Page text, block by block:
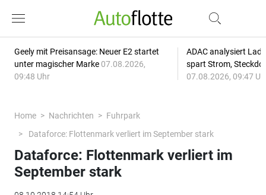
Geely mit Preisansage: Neuer E2 startet
unter magischer Marke 07.08.2026,
09:48 Uhr
ADAC analysiert
spart Strom,
07.08.2026, 09:47
Home Nachrichten
Fuhrpark
Dataforce: Flottenmark verliert im September stark
Dataforce: Flottenmark verliert im
September stark